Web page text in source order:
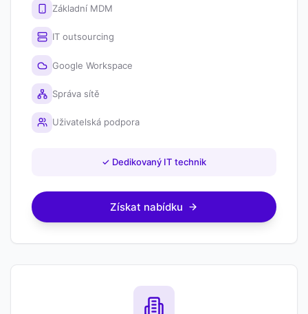
Základní MDM
IT outsourcing
Google Workspace
Správa sítě
Uživatelská podpora
✓ Dedikovaný IT technik
Získat nabídku